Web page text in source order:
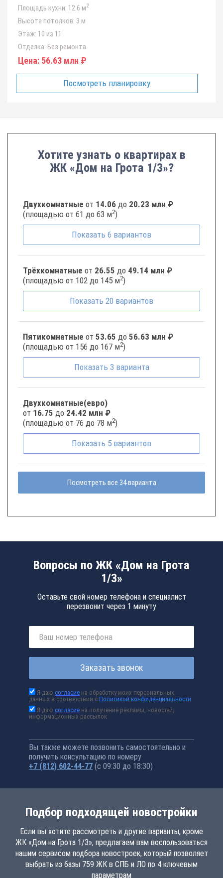
Площадь кухни: 12.6 м2
Высота потолков: 3 м
Этаж: 10 из 11
Отделка: Без ремонта
Цена: 56.63 млн ₽
Посмотреть планировку
Хотите узнать о квартирах в
ЖК «Дом на Грота 1/3»?
Двухкомнатные от 14.06 до 20.23 млн ₽
(площадью от 61 до 63 м2)
Показать 6 вариантов
Трёхкомнатные от 26.55 до 49.14 млн ₽
(площадью от 102 до 145 м2)
Показать 20 вариантов
Пятикомнатные от 53.65 до 56.63 млн ₽
(площадью от 156 до 167 м2)
Показать 3 варианта
Двухкомнатные(евро)
от 16.75 до 24.42 млн ₽
(площадью от 76 до 78 м2)
Показать 5 вариантов
Посмотреть все 34 варианта
Вопросы по ЖК «Дом на Грота
1/3»
Оставьте свой номер телефона и специалист
перезвонит через 1 минуту
Заказать звонок
Я даюсогласие на обработку моих персональных
данных в соответствии сПолитикой конфиденциальности
Я даюсогласие на получение рекламы, новостей,
информационных рассылок
Вы также можете позвонить самостоятельно и
получить консультацию по номеру
+7 (812) 602-44-77 (с 09:30 до 18:30)
Подбор подходящей новостройки
Если вы хотите рассмотреть и другие варианты, кроме
ЖК «Дом на Грота 1/3», предлагаем вам воспользоваться
нашим сервисом подбора новостроек, который позволяет
выбрать из базы 759 ЖК в СПБ и ЛО по 4 ключевым
параметрам